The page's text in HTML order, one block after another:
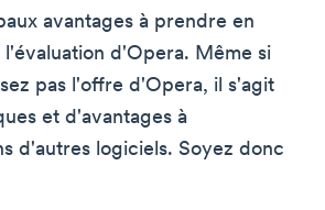
avantages à prendre en
d'Opera. Même si
pas l'offre d'Opera, il s'agit
et d'avantages à
d'autres logiciels. Soyez donc